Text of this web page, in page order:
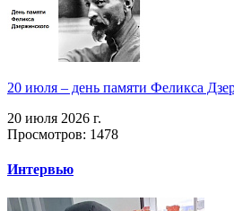
20 июля – день памяти Феликса
20 июля 2026 г.
Просмотров: 1478
Интервью